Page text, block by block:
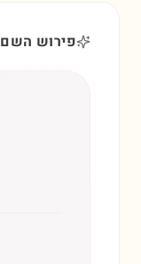
פירוש השם